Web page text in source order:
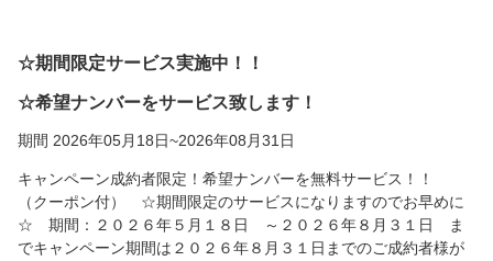
☆期間限定サービス実施中！！
☆希望ナンバーをサービス致します！
期間 2026年05月18日~2026年08月31日
キャンペーン成約者限定！希望ナンバーを無料サービス！！
（クーポン付） ☆期間限定のサービスになりますのでお早めに
☆ 期間：２０２６年５月１８日 ～２０２６年８月３１日 ま
でキャンペーン期間は２０２６年８月３１日までのご成約者様が